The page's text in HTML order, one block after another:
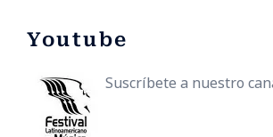
Youtube
Suscríbete a nuestro